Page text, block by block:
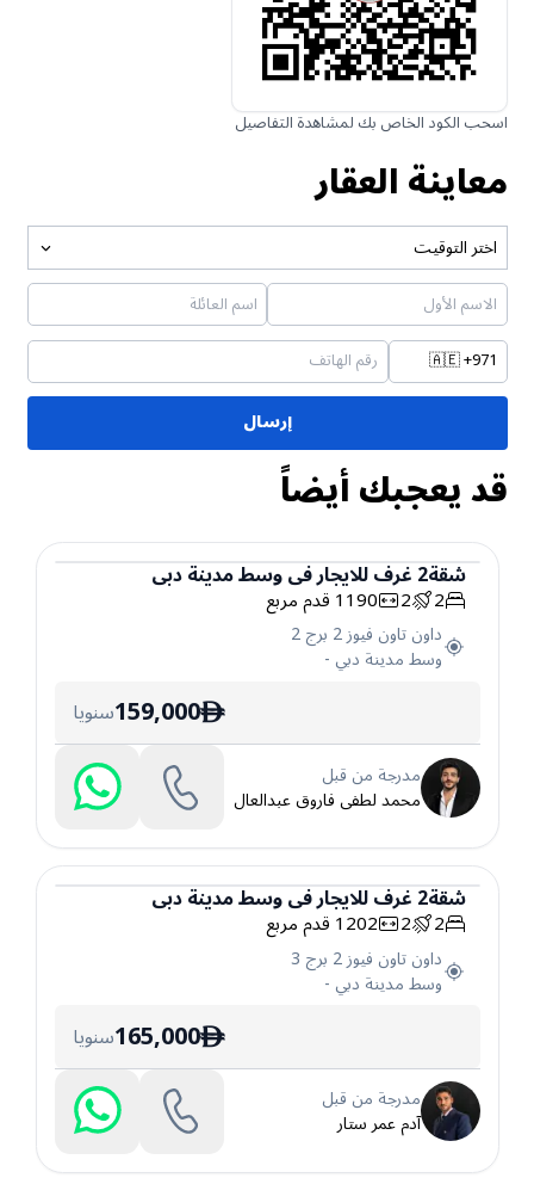
اسحب الكود الخاص بك لمشاهدة التفاصيل
معاينة العقار
اختر التوقيت
🇦🇪+971
إرسال
قد يعجبك أيضاً
شقة
شقة2غرفللايجارفيوسط مدينة دبي
2
2
1190قدم مربع
داون تاون فيوز 2 برج 2
وسط مدينة دبي -
ê
159,000سنويا
مدرجة من قبل
محمد لطفى فاروق عبدالعال
شقة
شقة2غرفللايجارفيوسط مدينة دبي
2
2
1202قدم مربع
داون تاون فيوز 2 برج 3
وسط مدينة دبي -
ê
165,000سنويا
مدرجة من قبل
آدم عمر ستار